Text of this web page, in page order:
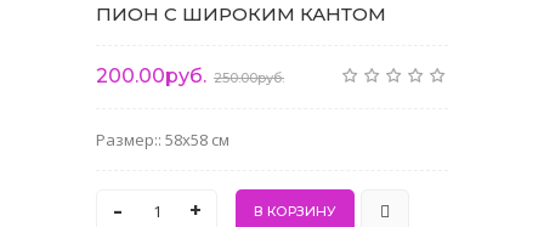
ПИОН С ШИРОКИМ КАНТОМ
200.00руб. 250.00руб.
Размер:: 58x58 см
- +